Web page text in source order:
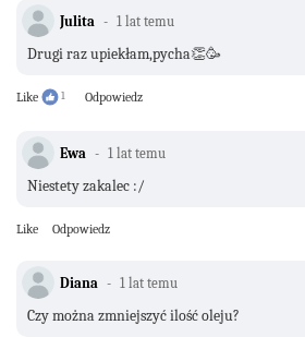
Julita 1 lat temu
Drugi raz upiekłam,pycha👏🥳
Like 1 Odpowiedz
Ewa 1 lat temu
Niestety zakalec :/
Like Odpowiedz
Diana 1 lat temu
Czy można zmniejszyć ilość oleju?